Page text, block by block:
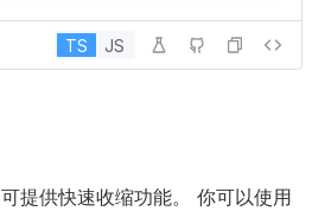
TS JS
可提供快速收缩功能。 你可以使用